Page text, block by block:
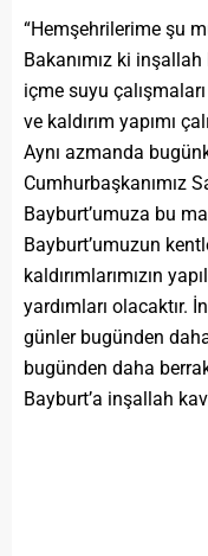
“Hemşehrilerime şu
Bakanımız ki
içme suyu
ve kaldırım yapımı
Aynı azmanda
Cumhurbaşkanımız
Bayburt’umuza bu
Bayburt’umuzun
kaldırımlarımızın
yardımları olacaktır.
günler bugünden
bugünden daha
Bayburt’a inşallah